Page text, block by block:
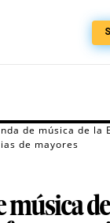
de música de la
de mayores
música